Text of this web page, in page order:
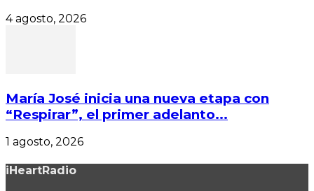
4 agosto, 2026
María José inicia una nueva etapa con
“Respirar”, el primer adelanto...
1 agosto, 2026
iHeartRadio